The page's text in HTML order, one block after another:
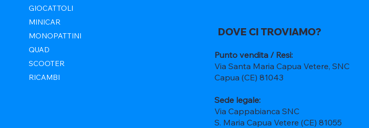
GIOCATTOLI
MINICAR
MONOPATTINI
QUAD
SCOOTER
RICAMBI
DOVE CI TROVIAMO?
Punto vendita / Resi:
Via Santa Maria Capua Vetere, SNC
Capua (CE) 81043
Sede legale:
Via Cappabianca SNC
S. Maria Capua Vetere (CE) 81055